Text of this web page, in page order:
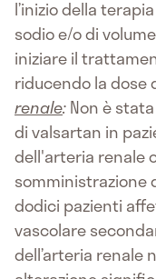
l’inizio della
sodio e/o di
iniziare il
riducendo la dose
renale:Non è
di valsartan in
dell'arteria renale
somministrazione
dodici pazienti
vascolare
dell’arteria renale